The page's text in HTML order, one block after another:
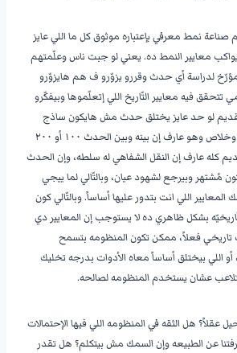
صناعة نمط معرفي بإعتباره موثوق كل ما اللي عايز
معايير النمط ده. يعني لو جبت ناس وعلّمتهم
لدراسة أي حدث وقررو يزوّرو ف هم هايزوّرو
تتحقق فيه معايير التّاريخ اللي إتعلّموها وبيفكّرو
القديم لو حد عايز يختلق حدث مش هايكون ساذج
بدرجة إنه يقولك الحدث وخلاص وهو عارف إن بينه وبين الحدث ١٠٠ أو ٢٠٠
كله عارف إن النقل الشفاهي له سلطه، وإن الحدث
مُشتهر وبيرجع لشهود عيان، وبالتّالي لما ييجي
اللي انت بتدور عليها أساساً. وبالتّالي كون
بشكل ظاهري ده لا يستوجب إن المعايير دي
تاريخي فعلاً، ممكن تكون المنظومه بتسمح
اللي بيختلق أساساً معاه الأدوات بدرجه تخليك
عشان يستخدم المنظومه لصالحه.
عقلاً؟ هل الثقه في المنظومه اللي فيها الإحتمالات
عن الطبيعه وإن السمك مش بيتكلم؟ هل تقدر